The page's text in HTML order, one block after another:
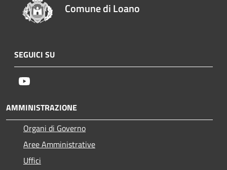
Comune di Loano
SEGUICI SU
AMMINISTRAZIONE
Organi di Governo
Aree Amministrative
Uffici